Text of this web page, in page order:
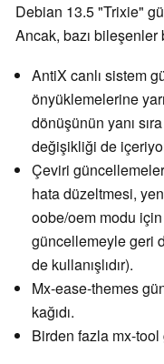
Debian 13.5 "Trixie"
Ancak, bazı
AntiX canlı sistem
önyüklemelerine
dönüşünün yanı
değişikliği de
Çeviri
hata düzeltmesi,
oobe/oem modu
güncellemeyle geri
de kullanışlıdır).
Mx-ease-themes
kağıdı.
Birden fazla mx-